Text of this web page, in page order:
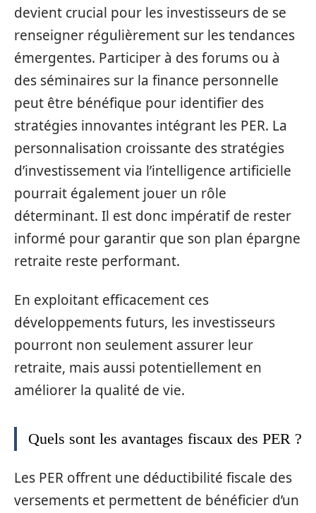
devient crucial pour les investisseurs de se
renseigner régulièrement sur les tendances
émergentes. Participer à des forums ou à
des séminaires sur la finance personnelle
peut être bénéfique pour identifier des
stratégies innovantes intégrant les PER. La
personnalisation croissante des stratégies
d’investissement via l’intelligence artificielle
pourrait également jouer un rôle
déterminant. Il est donc impératif de rester
informé pour garantir que son plan épargne
retraite reste performant.
En exploitant efficacement ces
développements futurs, les investisseurs
pourront non seulement assurer leur
retraite, mais aussi potentiellement en
améliorer la qualité de vie.
Quels sont les avantages fiscaux des PER ?
Les PER offrent une déductibilité fiscale des
versements et permettent de bénéficier d’un